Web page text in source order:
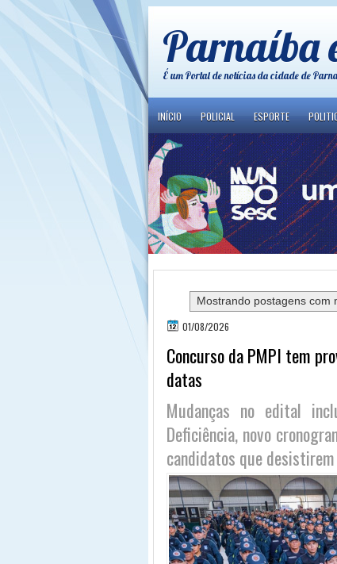
Parnaíba
É um Portal de notícias da cidade de
INÍCIO POLICIAL ESPORTE
Mostrando postagens com
01/08/2026
Concurso da PMPI tem
datas
Mudanças no edital
Deficiência, novo
candidatos que